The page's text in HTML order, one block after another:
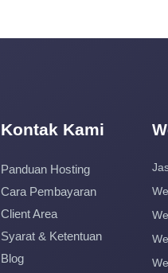
Kontak Kami
Panduan Hosting
Cara Pembayaran
Client Area
Syarat & Ketentuan
Blog